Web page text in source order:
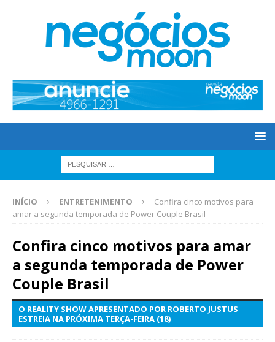
INÍCIO ENTRETENIMENTO
Confira cinco motivos para
amar a segunda temporada de Power Couple Brasil
Confira cinco motivos para amar
a segunda temporada de Power
Couple Brasil
O REALITY SHOW APRESENTADO POR ROBERTO JUSTUS
ESTREIA NA PRÓXIMA TERÇA-FEIRA (18)